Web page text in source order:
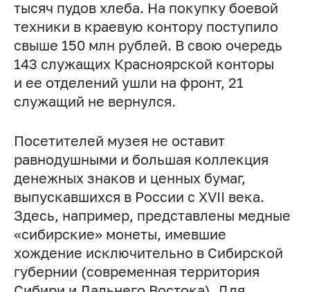
тысяч пудов хлеба. На покупку боевой
техники в краевую контору поступило
свыше 150 млн рублей. В свою очередь
143 служащих Красноярской конторы
и ее отделений ушли на фронт, 21
служащий не вернулся.
Посетителей музея не оставит
равнодушными и большая коллекция
денежных знаков и ценных бумаг,
выпускавшихся в России с XVII века.
Здесь, например, представлены медные
«сибирские» монеты, имевшие
хождение исключительно в Сибирской
губернии (современная территория